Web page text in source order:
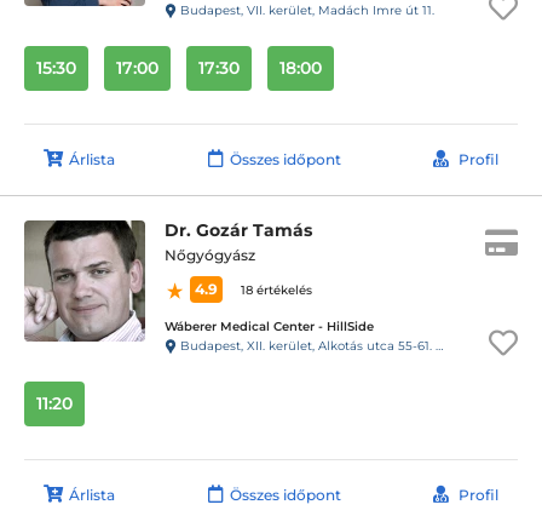
Budapest, VII. kerület, Madách Imre út 11.
15:30 17:00 17:30 18:00
Árlista Összes időpont Profil
Dr. Gozár Tamás
Nőgyógyász
4.9
18 értékelés
Wáberer Medical Center - HillSide
Budapest, XII. kerület, Alkotás utca 55-61. Hillside
11:20
Árlista Összes időpont Profil